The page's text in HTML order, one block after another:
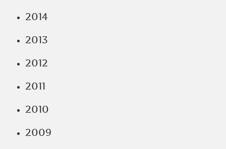
2014
2013
2012
2011
2010
2009